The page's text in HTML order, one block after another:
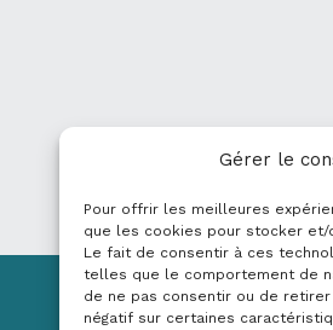
Gérer le
Pour offrir les meilleures
que les cookies pour stocker et/
Le fait de consentir à ces
telles que le comportement de
de ne pas consentir ou de
négatif sur certaines